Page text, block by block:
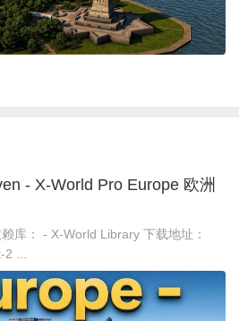
- X-World Pro Europe 欧洲
库： - X-World Library 下载地址：
...